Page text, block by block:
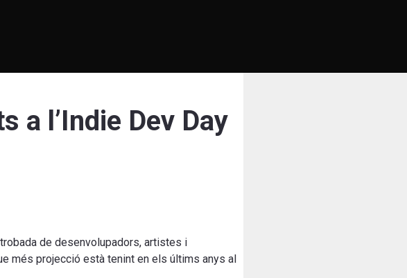
a l’Indie Dev Day
trobada de desenvolupadors, artistes i
més projecció està tenint en els últims anys al